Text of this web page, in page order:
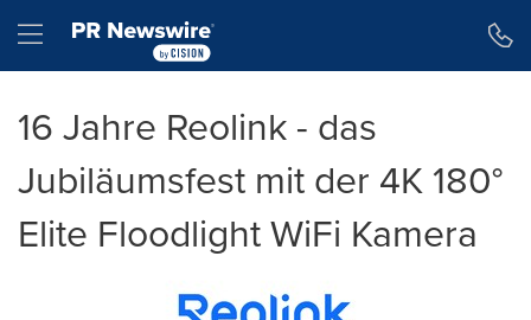
Hamburger menu
16 Jahre Reolink - das
Jubiläumsfest mit der 4K 180°
Elite Floodlight WiFi Kamera